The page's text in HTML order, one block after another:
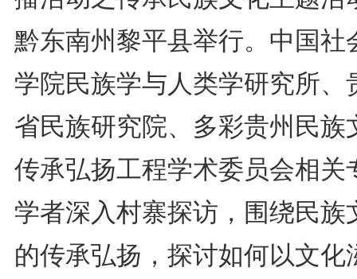
黔东南州黎平县举行。中国社
学院民族学与人类学研究所、
省民族研究院、多彩贵州民族
传承弘扬工程学术委员会相关
学者深入村寨探访，围绕民族
的传承弘扬，探讨如何以文化